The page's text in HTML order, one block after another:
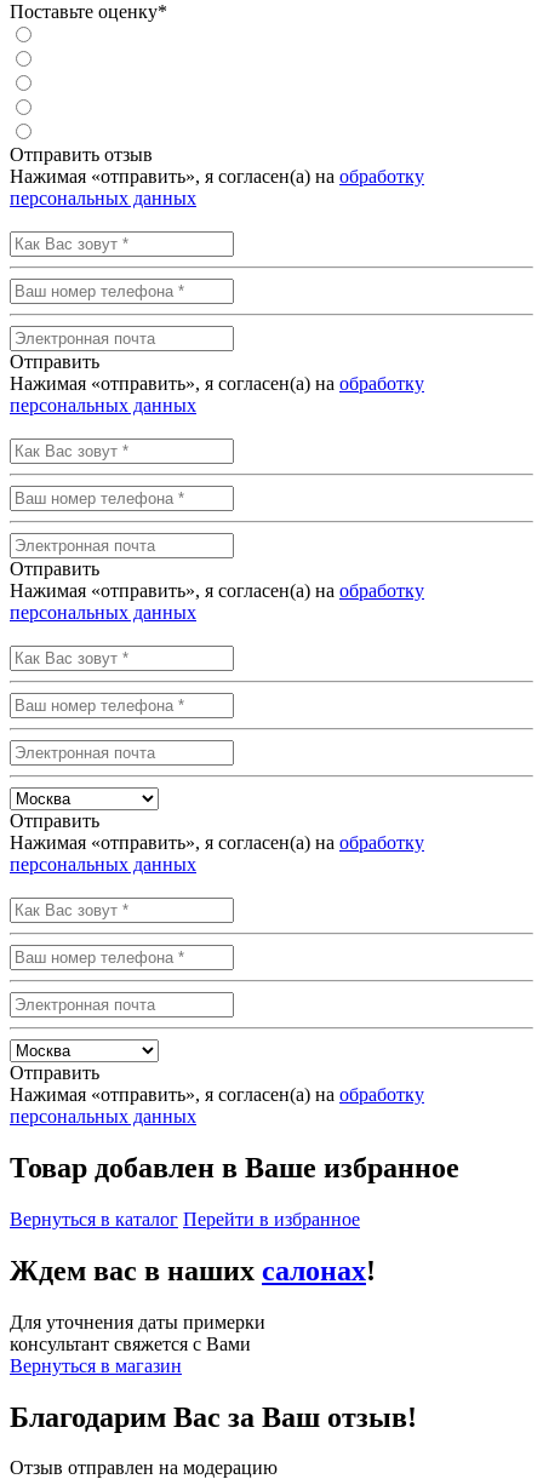
Поставьте оценку*
Отправить отзыв
Нажимая «отправить», я согласен(а) на обработку
персональных данных
Отправить
Нажимая «отправить», я согласен(а) на обработку
персональных данных
Отправить
Нажимая «отправить», я согласен(а) на обработку
персональных данных
Отправить
Нажимая «отправить», я согласен(а) на обработку
персональных данных
Отправить
Нажимая «отправить», я согласен(а) на обработку
персональных данных
Товар добавлен в Ваше избранное
Вернуться в каталог Перейти в избранное
Ждем вас в наших салонах!
Для уточнения даты примерки
консультант свяжется с Вами
Вернуться в магазин
Благодарим Вас за Ваш отзыв!
Отзыв отправлен на модерацию